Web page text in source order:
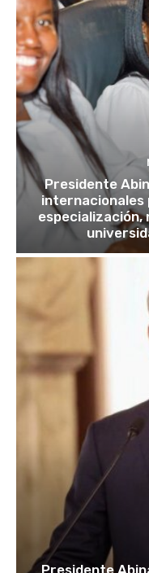
Presidente
internacionales
Presidente